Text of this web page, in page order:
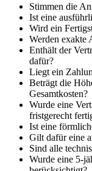
Stimmen die
Ist eine
Wird ein
Werden exakte
Enthält der
dafür?
Liegt ein
Beträgt die
Gesamtkosten?
Wurde eine
fristgerecht
Ist eine
Gilt dafür eine
Sind alle
Wurde eine 5-